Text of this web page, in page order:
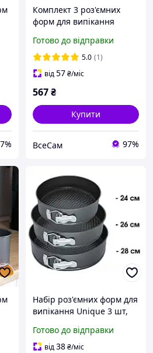
Комплект 3 роз'ємних
форм для випікання
покриттям та знімним
дном з мармуровою
крихтою
Готово до відправки
5.0 (1)
від57₴/міс
567₴
Купити
ВсеСам 97%
Набір роз'ємних форм для
випікання Unique 3 шт,
/ 26 / 28 см
Готово до відправки
від38₴/міс